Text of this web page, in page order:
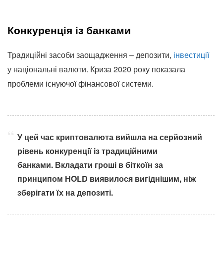
Конкуренція із банками
Традиційні засоби заощадження – депозити, інвестиції
у національні валюти. Криза 2020 року показала
проблеми існуючої фінансової системи.
У цей час криптовалюта вийшла на серйозний
рівень конкуренції із традиційними
банками. Вкладати гроші в біткоїн за
принципом HOLD виявилося вигіднішим, ніж
зберігати їх на депозиті.